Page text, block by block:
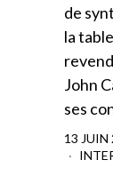
de
la
John
ses
13 JUIN